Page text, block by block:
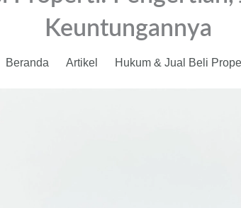
Keuntungannya
Beranda Artikel Hukum & Jual Beli